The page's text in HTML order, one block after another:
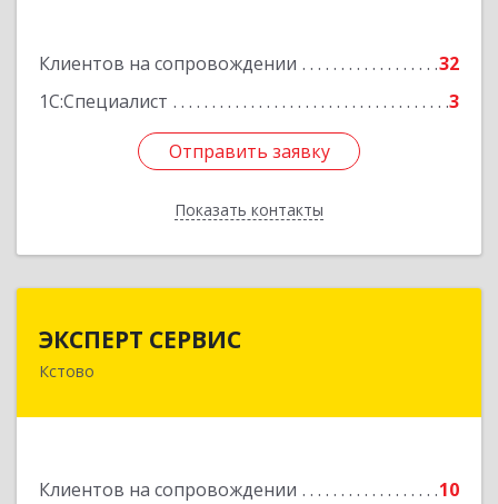
Клиентов на сопровождении
32
1С:Специалист
3
Отправить заявку
Показать контакты
Отправить заявку
Назад
ЭКСПЕРТ СЕРВИС
Кстово
Клиентов на сопровождении 10